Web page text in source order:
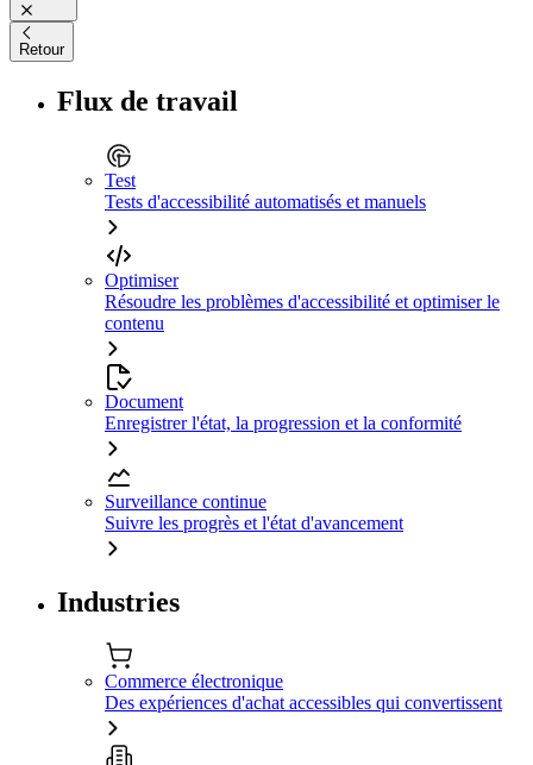
Retour
Flux de travail
Test
Tests d'accessibilité automatisés et manuels
Optimiser
Résoudre les problèmes d'accessibilité et optimiser le
contenu
Document
Enregistrer l'état, la progression et la conformité
Surveillance continue
Suivre les progrès et l'état d'avancement
Industries
Commerce électronique
Des expériences d'achat accessibles qui convertissent